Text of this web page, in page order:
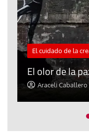
El cuidado de la
El olor de la
Araceli Caballero